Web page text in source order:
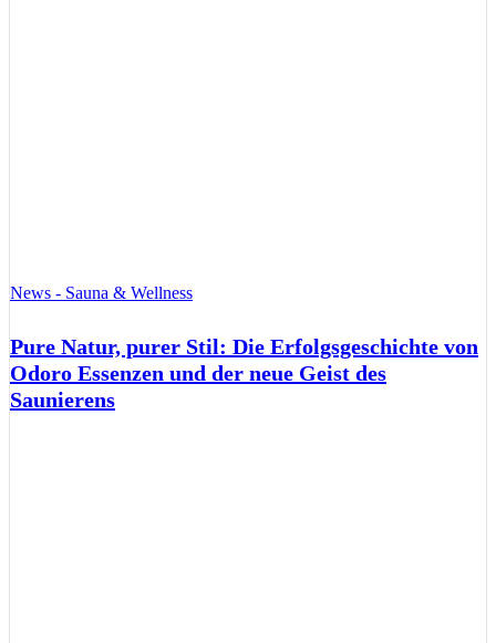
News - Sauna & Wellness
Pure Natur, purer Stil: Die Erfolgsgeschichte von
Odoro Essenzen und der neue Geist des
Saunierens